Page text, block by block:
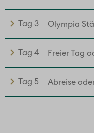
Tag 3 Olympia
Tag 4 Freier Tag
Tag 5 Abreise